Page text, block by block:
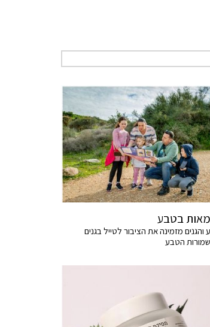
בטבע
מזמינה את הציבור לטייל בגנים
הטבע